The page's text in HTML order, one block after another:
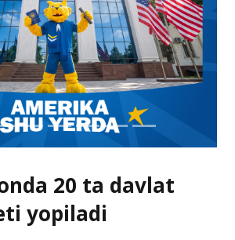
20 ta davlat
yopiladi